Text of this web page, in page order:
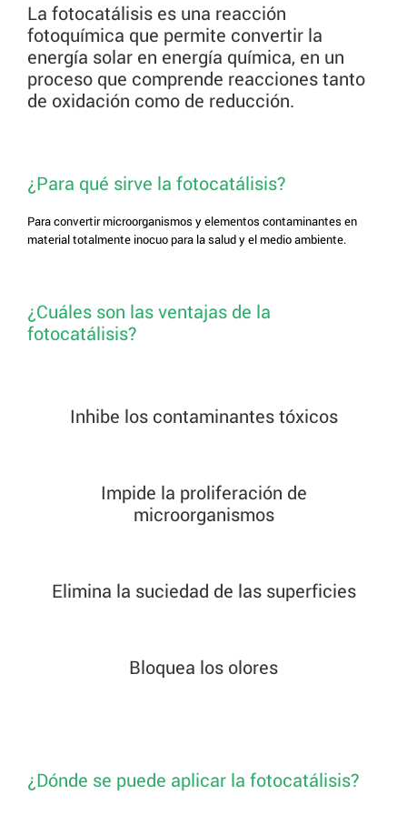
La fotocatálisis es una reacción
fotoquímica que permite convertir la
energía solar en energía química, en un
proceso que comprende reacciones tanto
de oxidación como de reducción.
¿Para qué sirve la fotocatálisis?
Para convertir microorganismos y elementos contaminantes en
material totalmente inocuo para la salud y el medio ambiente.
¿Cuáles son las ventajas de la
fotocatálisis?
Inhibe los contaminantes tóxicos
Impide la proliferación de
microorganismos
Elimina la suciedad de las superficies
Bloquea los olores
¿Dónde se puede aplicar la fotocatálisis?